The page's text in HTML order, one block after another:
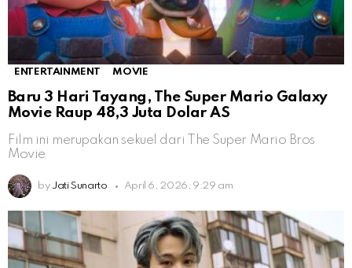
ENTERTAINMENT MOVIE
Baru 3 Hari Tayang, The Super Mario Galaxy
Movie Raup 48,3 Juta Dolar AS
Film ini merupakan sekuel dari The Super Mario Bros
Movie
by Jati Sunarto April 6, 2026, 9:29 am